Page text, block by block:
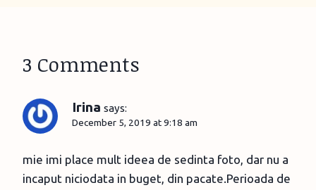
3 Comments
Irina says:
December 5, 2019 at 9:18 am
mie imi place mult ideea de sedinta foto, dar nu a
incaput niciodata in buget, din pacate.Perioada de